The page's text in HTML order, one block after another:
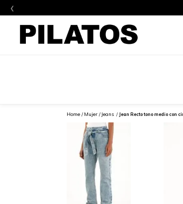
‹
Mujer Jeans Jean Recto tono medio con